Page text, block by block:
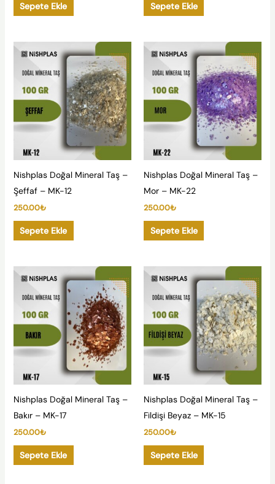
Sepete Ekle Sepete Ekle
Nishplas Doğal Mineral Taş –
Şeffaf – MK-12
250.00₺
Sepete Ekle
Nishplas Doğal Mineral Taş –
Mor – MK-22
250.00₺
Sepete Ekle
Nishplas Doğal Mineral Taş –
Bakır – MK-17
250.00₺
Sepete Ekle
Nishplas Doğal Mineral Taş –
Fildişi Beyaz – MK-15
250.00₺
Sepete Ekle